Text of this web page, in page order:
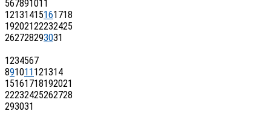
567891011
12131415161718
19202122232425
262728293031
1234567
891011 121314
15161718192021
22232425262728
293031